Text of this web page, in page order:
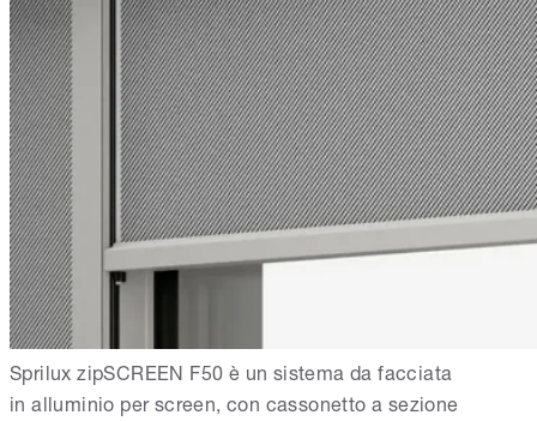
Sprilux zipSCREEN F50 è un sistema da facciata
in alluminio per screen, con cassonetto a sezione